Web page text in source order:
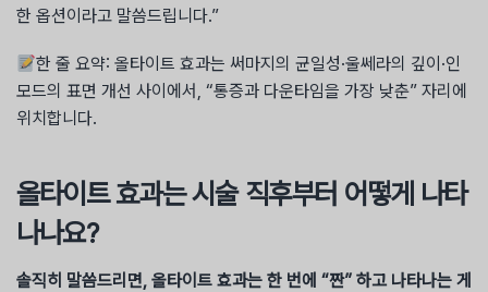
한 옵션이라고 말씀드립니다.”
한 줄 요약: 올타이트 효과는 써마지의 균일성·울쎄라의 깊이·인
모드의 표면 개선 사이에서, “통증과 다운타임을 가장 낮춘” 자리에
위치합니다.
올타이트 효과는 시술 직후부터 어떻게 나타
나나요?
솔직히 말씀드리면, 올타이트 효과는 한 번에 “짠” 하고 나타나는 게